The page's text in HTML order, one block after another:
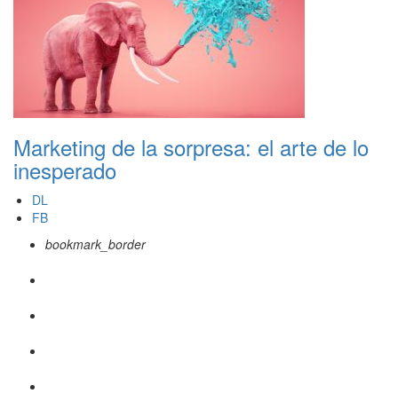
Marketing de la sorpresa: el arte de lo
inesperado
DL
FB
bookmark_border